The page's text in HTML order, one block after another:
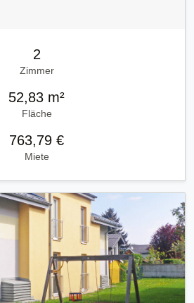
2
Zimmer
52,83 m²
Fläche
763,79 €
Miete